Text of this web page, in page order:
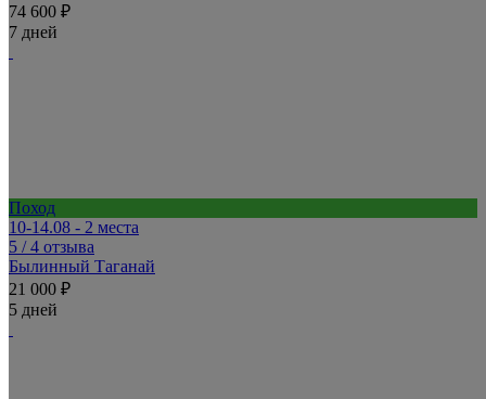
74 600 ₽
7 дней
Поход
10-14.08 - 2 места
5 / 4 отзыва
Былинный Таганай
21 000 ₽
5 дней